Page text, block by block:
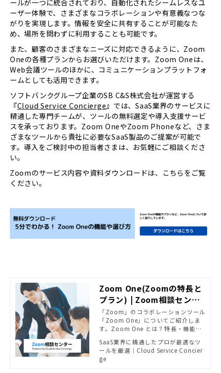
ールが一つに統合されており、自動化されたシームレスなユ
ーザー体験で、さまざまなコラボレーションや有意義なつな
がりを実現します。情報を安全に共有することが可能なた
め、場所を問わずに利用することも可能です。
また、顧客のさまざまなニーズに対応できるように、Zoom
Oneの各種プランからお選びいただけます。Zoom Oneは、
Web会議ツールのほかに、コミュニケーションプラットフォ
ームとしても活用できます。
ソフトバンクグループ企業のSB C&S株式会社が運営する
『Cloud Service Concierge』では、SaaS業界のサービスに
精通した専門チームが、ツールの無料選定や導入支援サービ
スを承っております。Zoom OneやZoom Phoneなど、さま
ざまなツールから貴社に必要なSaaS製品のご提案が可能で
す。導入をご検討中の担当者さまは、お気軽にご相談くださ
い。
Zoomのサービス内容や資料ダウンロードは、こちらをご覧
ください。
Zoom One(Zoomの特長と
プラン) | Zoom相談センタ
ー | powered by Cloud Se
rvice Concierge
「Zoom」のコラボレーションツール
「Zoom One」についてご紹介しま
す。Zoom One とは？特長・機能に
めてます。
SaaS業界に精通したプロが最適なツ
ールを厳選｜Cloud Service Concier
ge